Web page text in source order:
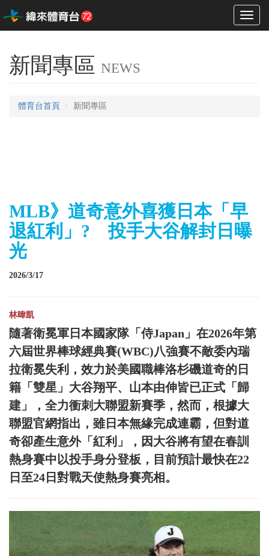
Toggle
新聞專區 NEWS
體育台首頁 新聞專區
MLB》道奇意外喜獲日本「早
退紅利」? 投手大谷解封日曝
光
2026/3/17
林暐凱
隨著衛冕軍日本國家隊「侍Japan」在2026年第
六屆世界棒球經典賽(WBC)八強賽不敵委內瑞
拉衛冕失利，效力於美國職棒洛杉磯道奇的日
籍「雙星」大谷翔平、山本由伸皆已正式「歸
建」，全力衝刺大聯盟新賽季，然而，根據大
聯盟官網指出，雖日本無緣完成連霸，但對道
奇卻產生意外「紅利」，因大谷將有望在春訓
熱身賽中以投手身分登板，目前預計最快在22
日至24日對戰天使熱身賽亮相。